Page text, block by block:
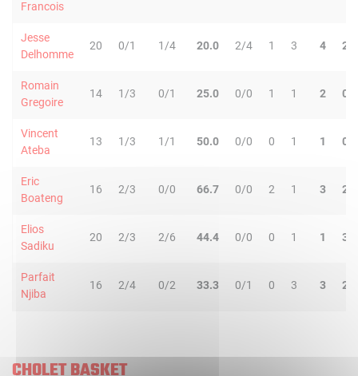
Francois
Jesse
Delhomme
20 0/1 1/4 20.0 2/4 1 3 4 2
Romain
Gregoire
14 1/3 0/1 25.0 0/0 1 1 2 0
Vincent
Ateba
13 1/3 1/1 50.0 0/0 0 1 1 0
Eric
Boateng
16 2/3 0/0 66.7 0/0 2 1 3 2
Elios
Sadiku
20 2/3 2/6 44.4 0/0 0 1 1 3
Parfait
Njiba
16 2/4 0/2 33.3 0/1 0 3 3 2
CHOLET BASKET